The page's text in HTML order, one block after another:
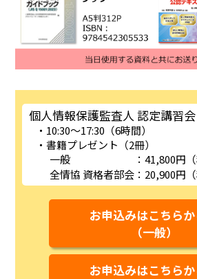
個人情報保護監査人 認定講習会
10:30～17:30（6時間）
書籍プレゼント（2冊）
一般
：41,800円（
全情協 資格者部会 ：20,900円（
お申込みはこちら
（一般）
お申込みはこちら